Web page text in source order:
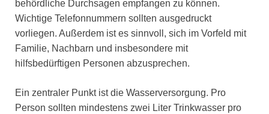
behördliche Durchsagen empfangen zu können.
Wichtige Telefonnummern sollten ausgedruckt
vorliegen. Außerdem ist es sinnvoll, sich im Vorfeld mit
Familie, Nachbarn und insbesondere mit
hilfsbedürftigen Personen abzusprechen.
Ein zentraler Punkt ist die Wasserversorgung. Pro
Person sollten mindestens zwei Liter Trinkwasser pro